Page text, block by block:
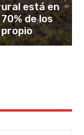
está en
de los